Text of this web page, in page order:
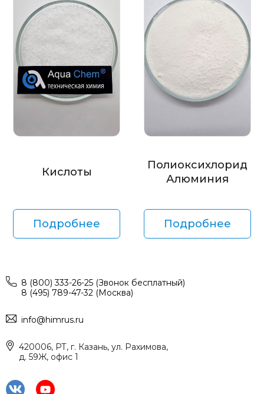
Кислоты
Подробнее
Полиоксихлорид
Алюминия
Подробнее
8 (800) 333-26-25 (Звонок бесплатный)
8 (495) 789-47-32 (Москва)
info@himrus.ru
420006, РТ, г. Казань, ул. Рахимова,
д. 59Ж, офис 1